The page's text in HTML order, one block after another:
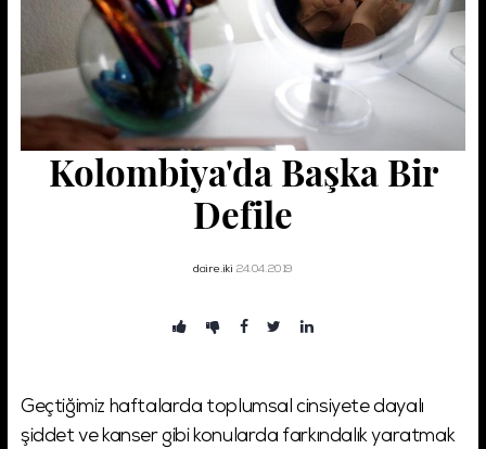
Kolombiya'da Başka Bir
Defile
daire.iki 24.04.2019
Geçtiğimiz haftalarda toplumsal cinsiyete dayalı
şiddet ve kanser gibi konularda farkındalık yaratmak